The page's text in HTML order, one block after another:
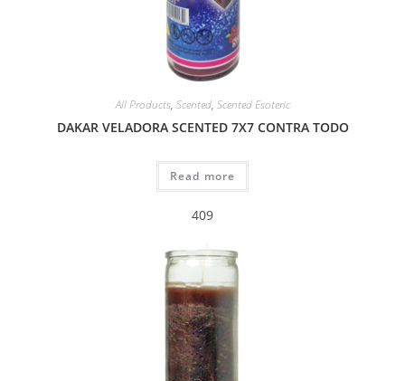
All Products, Scented, Scented Esoteric
DAKAR VELADORA SCENTED 7X7 CONTRA TODO
Read more
409